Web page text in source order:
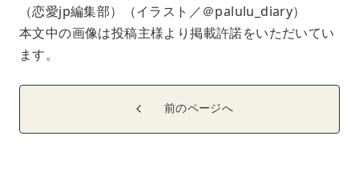
（恋愛jp編集部）（イラスト／＠palulu_diary）
本文中の画像は投稿主様より掲載許諾をいただいてい
ます。
前のページへ